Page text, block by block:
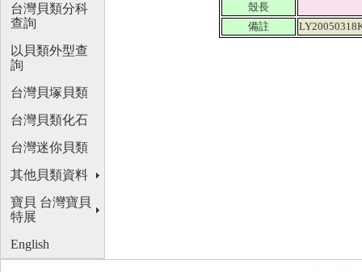
殼長
備註
台灣貝類分科
查詢
以貝類外型查
詢
台灣貝塚貝類
台灣貝類化石
台灣迷你貝類
其他貝類資料
寶貝 台灣寶貝
特展
English